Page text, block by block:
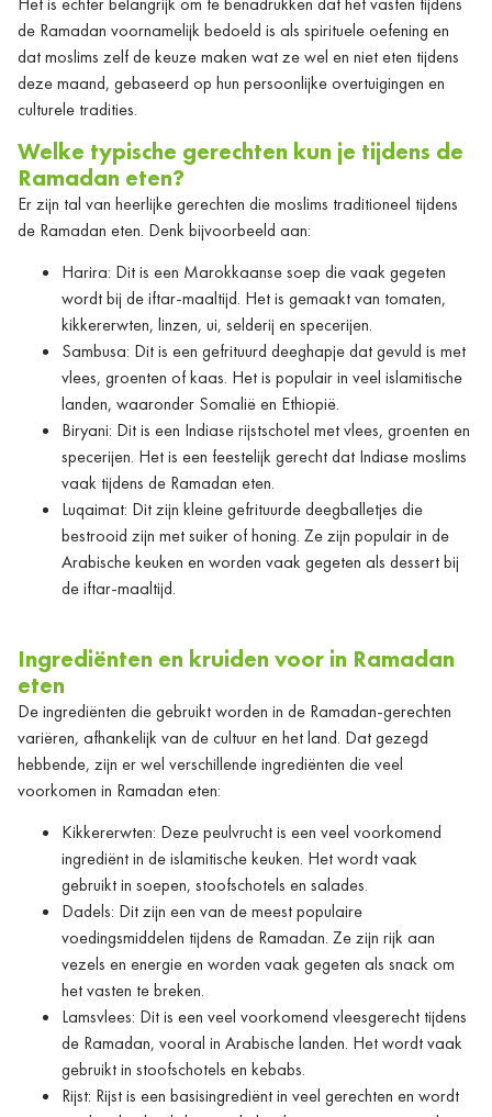
de Ramadan voornamelijk bedoeld is als spirituele oefening en
dat moslims zelf de keuze maken wat ze wel en niet eten tijdens
deze maand, gebaseerd op hun persoonlijke overtuigingen en
culturele tradities.
Welke typische gerechten kun je tijdens de
Ramadan eten?
Er zijn tal van heerlijke gerechten die moslims traditioneel tijdens
de Ramadan eten. Denk bijvoorbeeld aan:
Harira: Dit is een Marokkaanse soep die vaak gegeten
wordt bij de iftar-maaltijd. Het is gemaakt van tomaten,
kikkererwten, linzen, ui, selderij en specerijen.
Sambusa: Dit is een gefrituurd deeghapje dat gevuld is met
vlees, groenten of kaas. Het is populair in veel islamitische
landen, waaronder Somalië en Ethiopië.
Biryani: Dit is een Indiase rijstschotel met vlees, groenten en
specerijen. Het is een feestelijk gerecht dat Indiase moslims
vaak tijdens de Ramadan eten.
Luqaimat: Dit zijn kleine gefrituurde deegballetjes die
bestrooid zijn met suiker of honing. Ze zijn populair in de
Arabische keuken en worden vaak gegeten als dessert bij
de iftar-maaltijd.
Ingrediënten en kruiden voor in Ramadan
eten
De ingrediënten die gebruikt worden in de Ramadan-gerechten
variëren, afhankelijk van de cultuur en het land. Dat gezegd
hebbende, zijn er wel verschillende ingrediënten die veel
voorkomen in Ramadan eten:
Kikkererwten: Deze peulvrucht is een veel voorkomend
ingrediënt in de islamitische keuken. Het wordt vaak
gebruikt in soepen, stoofschotels en salades.
Dadels: Dit zijn een van de meest populaire
voedingsmiddelen tijdens de Ramadan. Ze zijn rijk aan
vezels en energie en worden vaak gegeten als snack om
het vasten te breken.
Lamsvlees: Dit is een veel voorkomend vleesgerecht tijdens
de Ramadan, vooral in Arabische landen. Het wordt vaak
gebruikt in stoofschotels en kebabs.
Rijst: Rijst is een basisingrediënt in veel gerechten en wordt